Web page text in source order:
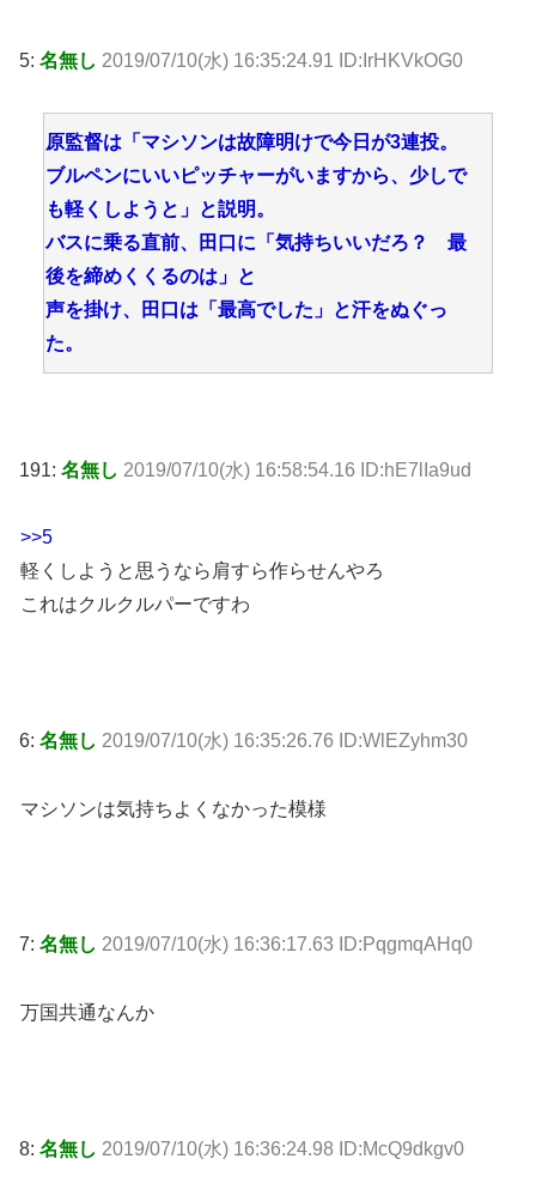
5: 名無し 2019/07/10(水) 16:35:24.91 ID:IrHKVkOG0
原監督は「マシソンは故障明けで今日が3連投。
ブルペンにいいピッチャーがいますから、少しで
も軽くしようと」と説明。
バスに乗る直前、田口に「気持ちいいだろ？ 最
後を締めくくるのは」と
声を掛け、田口は「最高でした」と汗をぬぐっ
た。
191: 名無し 2019/07/10(水) 16:58:54.16 ID:hE7lIa9ud
>>5
軽くしようと思うなら肩すら作らせんやろ
これはクルクルパーですわ
6: 名無し 2019/07/10(水) 16:35:26.76 ID:WlEZyhm30
マシソンは気持ちよくなかった模様
7: 名無し 2019/07/10(水) 16:36:17.63 ID:PqgmqAHq0
万国共通なんか
8: 名無し 2019/07/10(水) 16:36:24.98 ID:McQ9dkgv0